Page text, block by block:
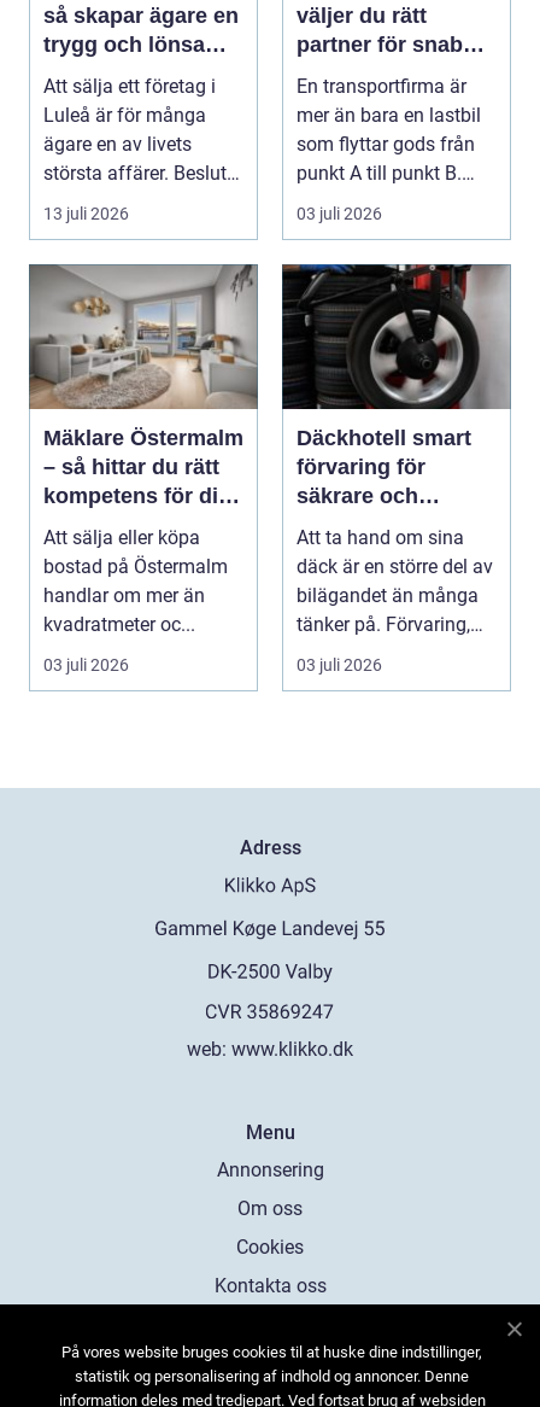
så skapar ägare en
trygg och lönsam
affär
Att sälja ett företag i
Luleå är för många
ägare en av livets
största affärer. Beslutet
rymmer både ...
13 juli 2026
väljer du rätt
partner för snabba
och trygga
leveranser
En transportfirma är
mer än bara en lastbil
som flyttar gods från
punkt A till punkt B.
Rätt partner...
03 juli 2026
Mäklare Östermalm
– så hittar du rätt
kompetens för din
bostadsaffär
Att sälja eller köpa
bostad på Östermalm
handlar om mer än
kvadratmeter oc...
03 juli 2026
Däckhotell smart
förvaring för
säkrare och
enklare bilägande
Att ta hand om sina
däck är en större del av
bilägandet än många
tänker på. Förvaring,
skick, lufttr...
03 juli 2026
Adress
web: www.klikko.dk
Menu
Annonsering
Om oss
Cookies
Kontakta oss
På vores website bruges cookies til at huske dine indstillinger,
statistik og personalisering af indhold og annoncer. Denne
information deles med tredjepart. Ved fortsat brug af websiden